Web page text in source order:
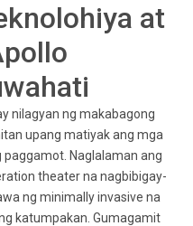
at
nilagyan ng makabagong
upang matiyak ang mga
Naglalaman ang
theater na nagbibigay-
ng minimally invasive na
katumpakan. Gumagamit